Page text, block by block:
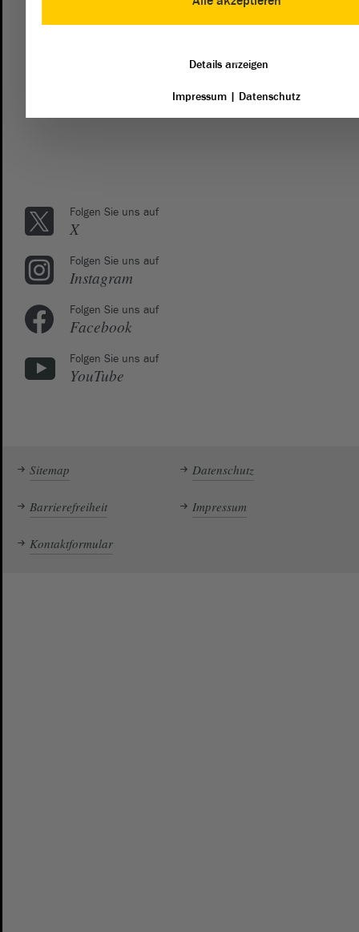
direkte Kontaktaufnahme mit den Fraktionen.
Folgen Sie uns auf
X
Folgen Sie uns auf
Instagram
Folgen Sie uns auf
Facebook
Folgen Sie uns auf
YouTube
Sitemap Datenschutz
Barrierefreiheit Impressum
Kontaktformular
Details anzeigen
Impressum | Datenschutz